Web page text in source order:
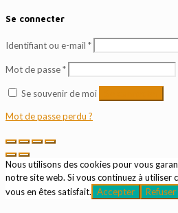
Se connecter
Identifiant ou e-mail *
Mot de passe*
Se souvenir de moi
Mot de passe perdu ?
Nous utilisons des cookies pour vous
notre site web. Si vous continuez à utiliser
vous en êtes satisfait. Accepter Refuser